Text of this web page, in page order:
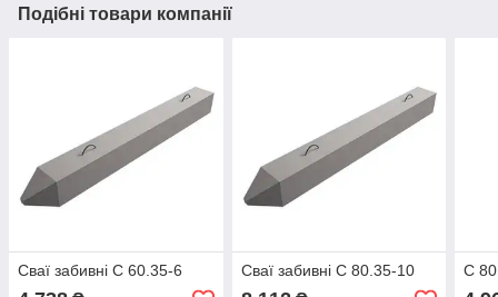
Подібні товари компанії
Сваї забивні С 60.35-6 Сваї забивні С 80.35-10 С